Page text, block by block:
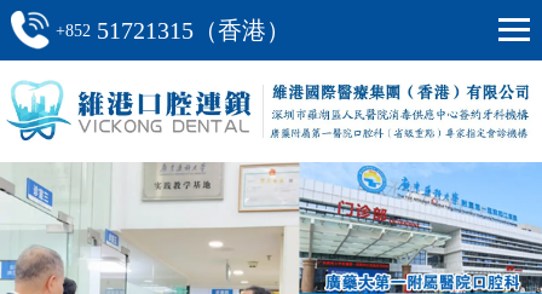
+852 51721315（香港）